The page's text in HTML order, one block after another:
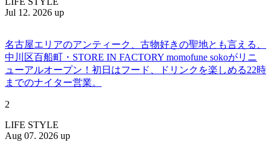
Jul 12. 2026 up
名古屋エリアのアンティーク、古物好きの聖地とも言える、
中川区百船町・STORE IN FACTORY momofune sokoがリニ
ューアルオープン！初日はフード、ドリンクを楽しめる22時
までのナイター営業。
2
LIFE STYLE
Aug 07. 2026 up